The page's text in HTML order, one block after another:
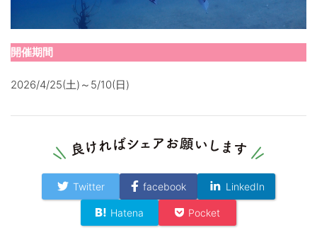
開催期間
2026/4/25(土)～5/10(日)
Twitter facebook LinkedIn
Hatena Pocket